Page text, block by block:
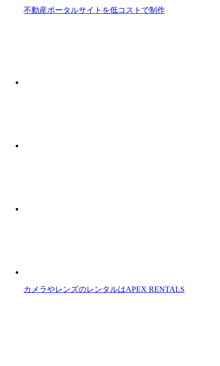
不動産ポータルサイトを低コストで制作
カメラやレンズのレンタルはAPEX RENTALS